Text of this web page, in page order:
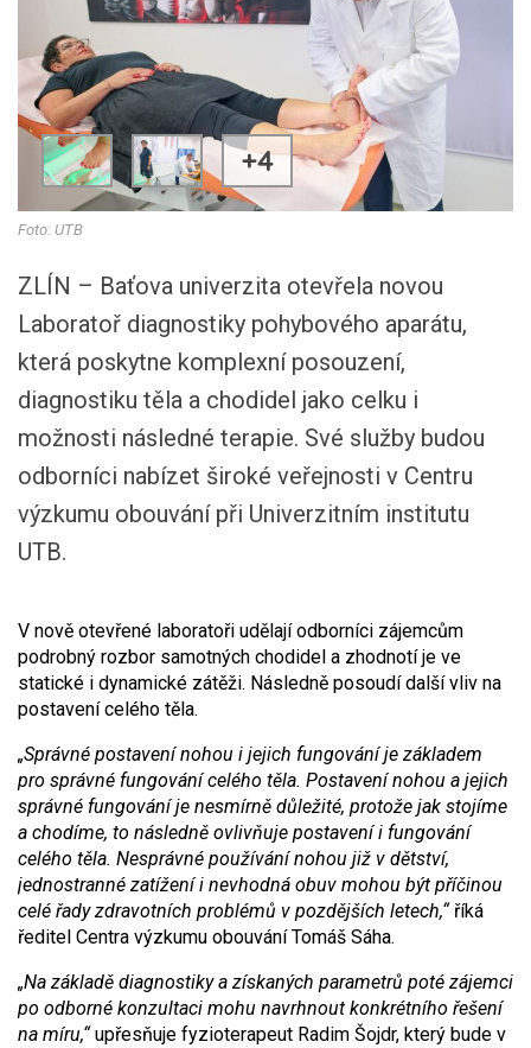
+4
Foto: UTB
ZLÍN – Baťova univerzita otevřela novou
Laboratoř diagnostiky pohybového aparátu,
která poskytne komplexní posouzení,
diagnostiku těla a chodidel jako celku i
možnosti následné terapie. Své služby budou
odborníci nabízet široké veřejnosti v Centru
výzkumu obouvání při Univerzitním institutu
UTB.
V nově otevřené laboratoři udělají odborníci zájemcům
podrobný rozbor samotných chodidel a zhodnotí je ve
statické i dynamické zátěži. Následně posoudí další vliv na
postavení celého těla.
„Správné postavení nohou i jejich fungování je základem
pro správné fungování celého těla. Postavení nohou a jejich
správné fungování je nesmírně důležité, protože jak stojíme
a chodíme, to následně ovlivňuje postavení i fungování
celého těla. Nesprávné používání nohou již v dětství,
jednostranné zatížení i nevhodná obuv mohou být příčinou
celé řady zdravotních problémů v pozdějších letech,“říká
ředitel Centra výzkumu obouvání Tomáš Sáha.
„Na základě diagnostiky a získaných parametrů poté zájemci
po odborné konzultaci mohu navrhnout konkrétního řešení
na míru,“upřesňuje fyzioterapeut Radim Šojdr, který bude v